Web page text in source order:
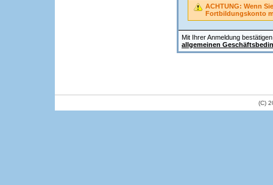
Mit Ihrer Anmeldung
allgemeinen
ACHTUNG: Wenn
Fortbildungskonto
(C)